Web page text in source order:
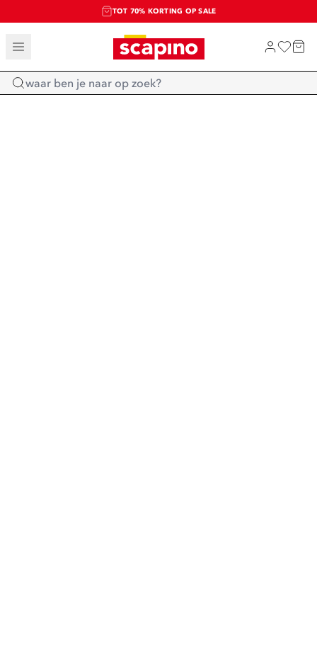
TOT 70% KORTING OP SALE
SALE: LAATSTE KANS!
SHOP NIEUW
Home